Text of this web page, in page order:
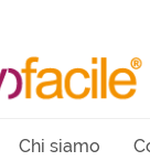
Chi siamo